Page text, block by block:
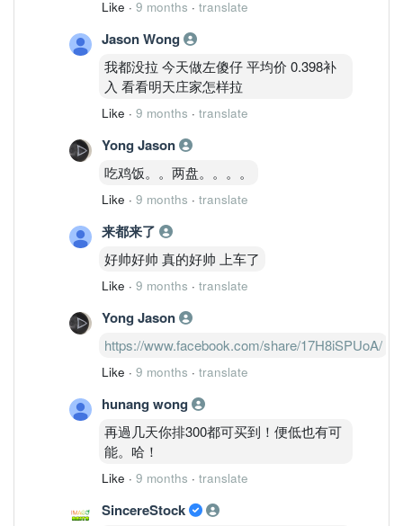
Like · 9 months · translate
Jason Wong
我都没拉 今天做左傻仔 平均价 0.398补
入 看看明天庄家怎样拉
Like · 9 months · translate
Yong Jason
吃鸡饭。。两盘。。。。
Like · 9 months · translate
来都来了
好帅好帅 真的好帅 上车了
Like · 9 months · translate
Yong Jason
https://www.facebook.com/share/17H8iSPUoA/
Like · 9 months · translate
hunang wong
再過几天你排300都可买到！便低也有可
能。哈！
Like · 9 months · translate
SincereStock